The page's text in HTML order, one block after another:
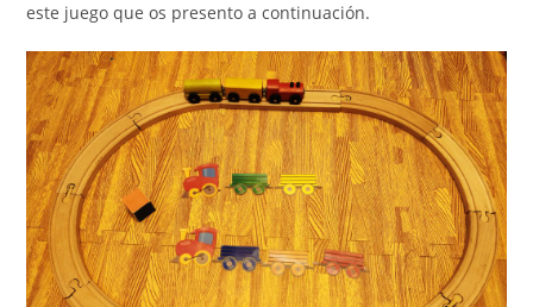
este juego que os presento a continuación.